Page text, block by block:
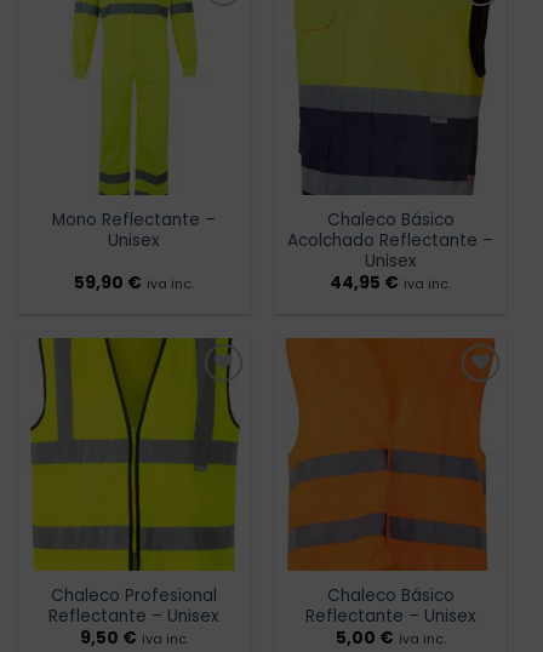
Añadir
deseos
Mono Reflectante –
Unisex
59,90 € iva inc.
Añadir
lista de
deseos
Chaleco Básico
Acolchado Reflectante –
Unisex
44,95 € iva inc.
Añadir
lista de
deseos
Chaleco Profesional
Reflectante – Unisex
9,50 € iva inc.
Añadir
a la
deseos
Chaleco Básico
Reflectante – Unisex
5,00 € iva inc.